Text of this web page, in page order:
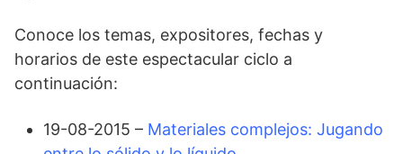
Conoce los temas, expositores, fechas y
horarios de este espectacular ciclo a
continuación:
19-08-2015 – Materiales complejos: Jugando